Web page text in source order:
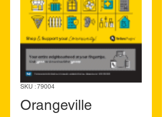
SKU : 79004
Orangeville